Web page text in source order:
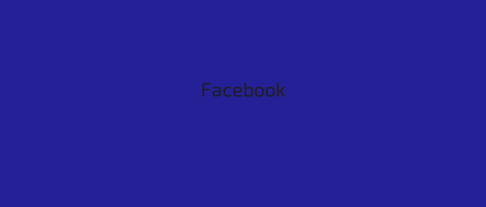
Facebook